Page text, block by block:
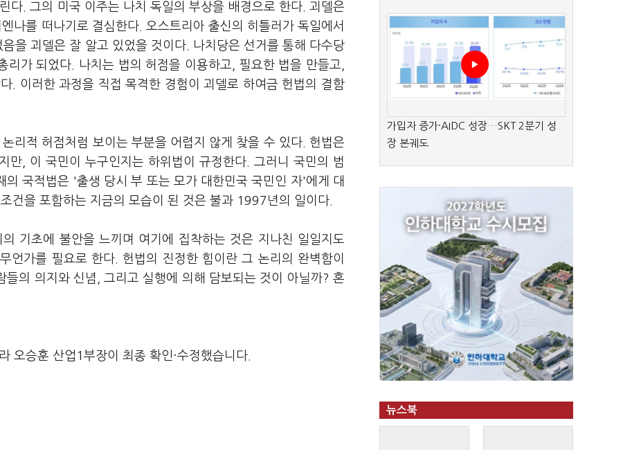
다. 그의 미국 이주는 나치 독일의 부상을 배경으로 한다. 괴델은
나를 떠나기로 결심한다. 오스트리아 출신의 히틀러가 독일에서
을 괴델은 잘 알고 있었을 것이다. 나치당은 선거를 통해 다수당
가 되었다. 나치는 법의 허점을 이용하고, 필요한 법을 만들고,
. 이러한 과정을 직접 목격한 경험이 괴델로 하여금 헌법의 결함
리적 허점처럼 보이는 부분을 어렵지 않게 찾을 수 있다. 헌법은
만, 이 국민이 누구인지는 하위법이 규정한다. 그러니 국민의 범
국적법은 '출생 당시 부 또는 모가 대한민국 국민인 자'에게 대
건을 포함하는 지금의 모습이 된 것은 불과 1997년의 일이다.
기초에 불안을 느끼며 여기에 집착하는 것은 지나친 일일지도
언가를 필요로 한다. 헌법의 진정한 힘이란 그 논리의 완벽함이
의 의지와 신념, 그리고 실행에 의해 담보되는 것이 아닐까? 혼
오승훈 산업1부장이 최종 확인·수정했습니다.
가입자 증가·AIDC 성장…SKT 2분기 성
장 본궤도
뉴스북